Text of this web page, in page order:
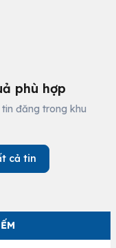
phù hợp
đăng trong khu
cả tin